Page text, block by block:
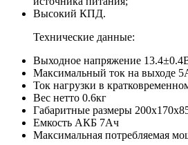
Высокий КПД.
Технические данные:
Выходное напряжение
Максимальный ток на выходе
Ток нагрузки в
Вес нетто 0.6кг
Габаритные размеры
Емкость АКБ 7Ач
Максимальная потребляемая